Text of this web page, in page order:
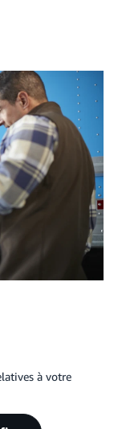
à votre